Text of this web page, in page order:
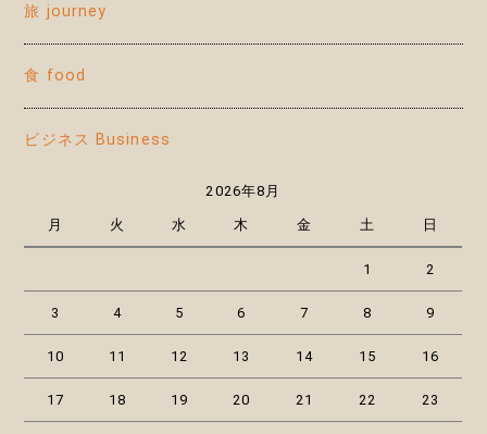
旅 journey
食 food
ビジネス Business
2026年8月
月 火 水 木 金 土 日
1 2
3 4 5 6 7 8 9
10 11 12 13 14 15 16
17 18 19 20 21 22 23